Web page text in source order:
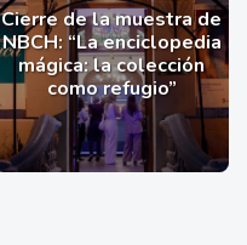
Cierre de la muestra de
NBCH: “La enciclopedia
mágica: la colección
como refugio”